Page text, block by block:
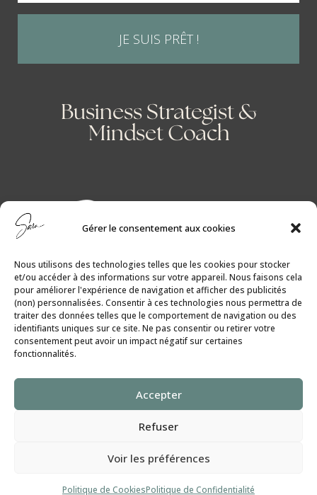
Gérer le consentement aux cookies
Nous utilisons des technologies telles que les cookies pour stocker
et/ou accéder à des informations sur votre appareil. Nous faisons cela
pour améliorer l'expérience de navigation et afficher des publicités
(non) personnalisées. Consentir à ces technologies nous permettra de
traiter des données telles que le comportement de navigation ou des
identifiants uniques sur ce site. Ne pas consentir ou retirer votre
consentement peut avoir un impact négatif sur certaines
fonctionnalités.
Accepter
Refuser
Voir les préférences
Politique de CookiesPolitique de Confidentialité
JE SUIS PRÊT !
Business Strategist &
Mindset Coach
Politique de Cookies│Politique de
Confidentialité
SaraGilbert.Coach
2024